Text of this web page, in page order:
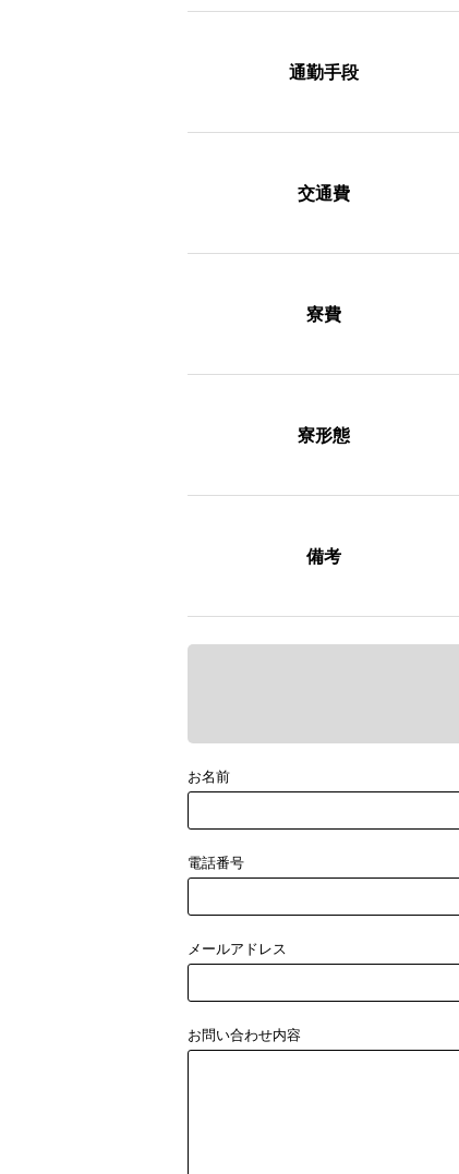
通勤手段
交通費
寮費
寮形態
備考
お名前
電話番号
メールアドレス
お問い合わせ内容